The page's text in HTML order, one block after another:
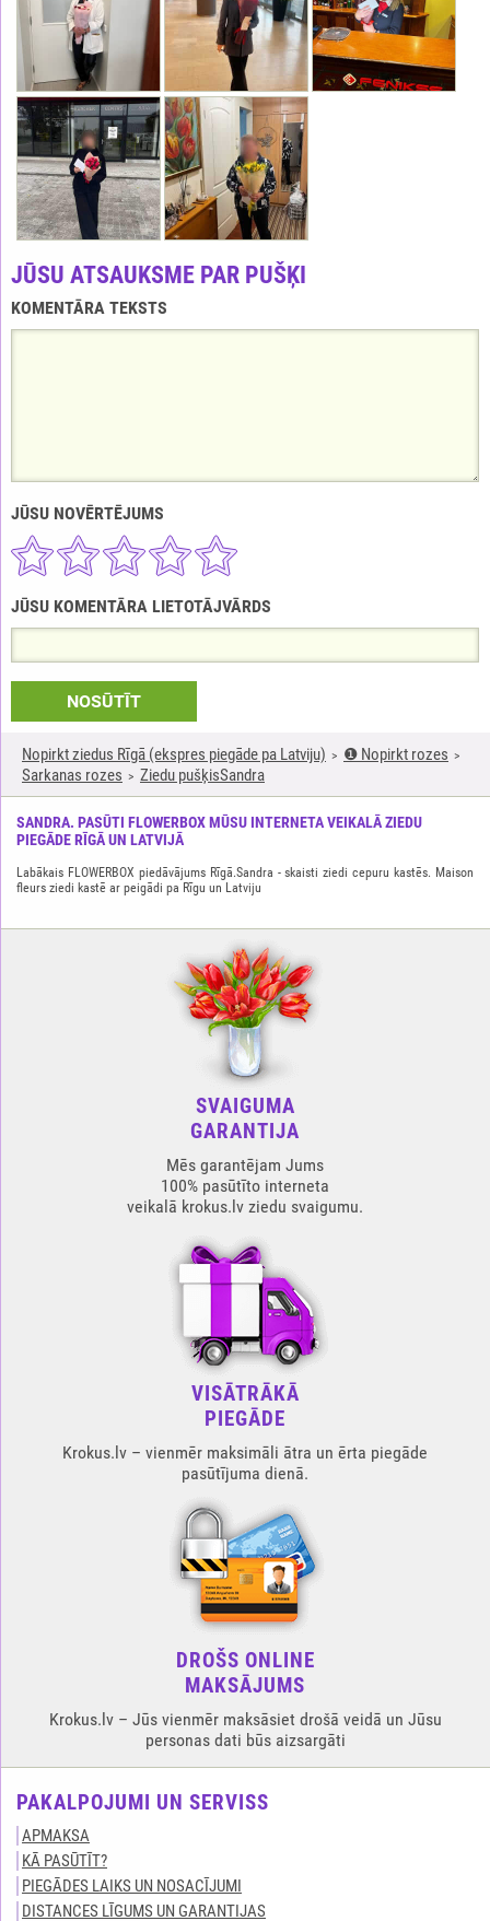
Nopirkt ziedus Rīgā (ekspres piegāde pa Latviju)
❶ Nopirkt rozes
Sarkanas rozes
Ziedu pušķisSandra
SANDRA. PASŪTI FLOWERBOX MŪSU INTERNETA VEIKALĀ ZIEDU
PIEGĀDE RĪGĀ UN LATVIJĀ
Labākais FLOWERBOX piedāvājums Rīgā.Sandra - skaisti ziedi cepuru kastēs. Maison
fleurs ziedi kastē ar peigādi pa Rīgu un Latviju
JŪSU ATSAUKSME PAR PUŠĶI
KOMENTĀRA TEKSTS
JŪSU NOVĒRTĒJUMS
JŪSU KOMENTĀRA LIETOTĀJVĀRDS
NOSŪTĪT
SVAIGUMA
GARANTIJA
Mēs garantējam Jums
100% pasūtīto interneta
veikalā krokus.lv ziedu svaigumu.
VISĀTRĀKĀ
PIEGĀDE
Krokus.lv – vienmēr maksimāli ātra un ērta piegāde
pasūtījuma dienā.
DROŠS ONLINE
MAKSĀJUMS
Krokus.lv – Jūs vienmēr maksāsiet drošā veidā un Jūsu
personas dati būs aizsargāti
PAKALPOJUMI UN SERVISS
APMAKSA
KĀ PASŪTĪT?
PIEGĀDES LAIKS UN NOSACĪJUMI
DISTANCES LĪGUMS UN GARANTIJAS